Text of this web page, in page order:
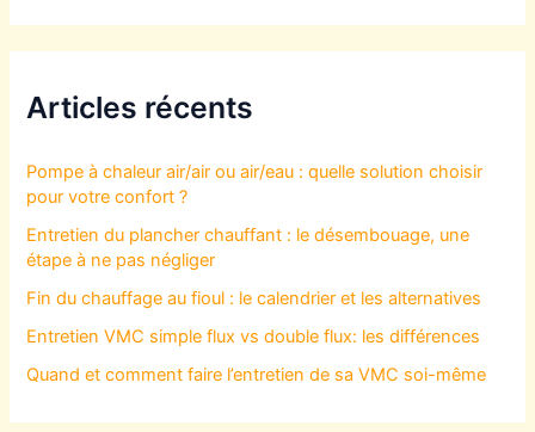
Articles récents
Pompe à chaleur air/air ou air/eau : quelle solution choisir
pour votre confort ?
Entretien du plancher chauffant : le désembouage, une
étape à ne pas négliger
Fin du chauffage au fioul : le calendrier et les alternatives
Entretien VMC simple flux vs double flux: les différences
Quand et comment faire l’entretien de sa VMC soi-même